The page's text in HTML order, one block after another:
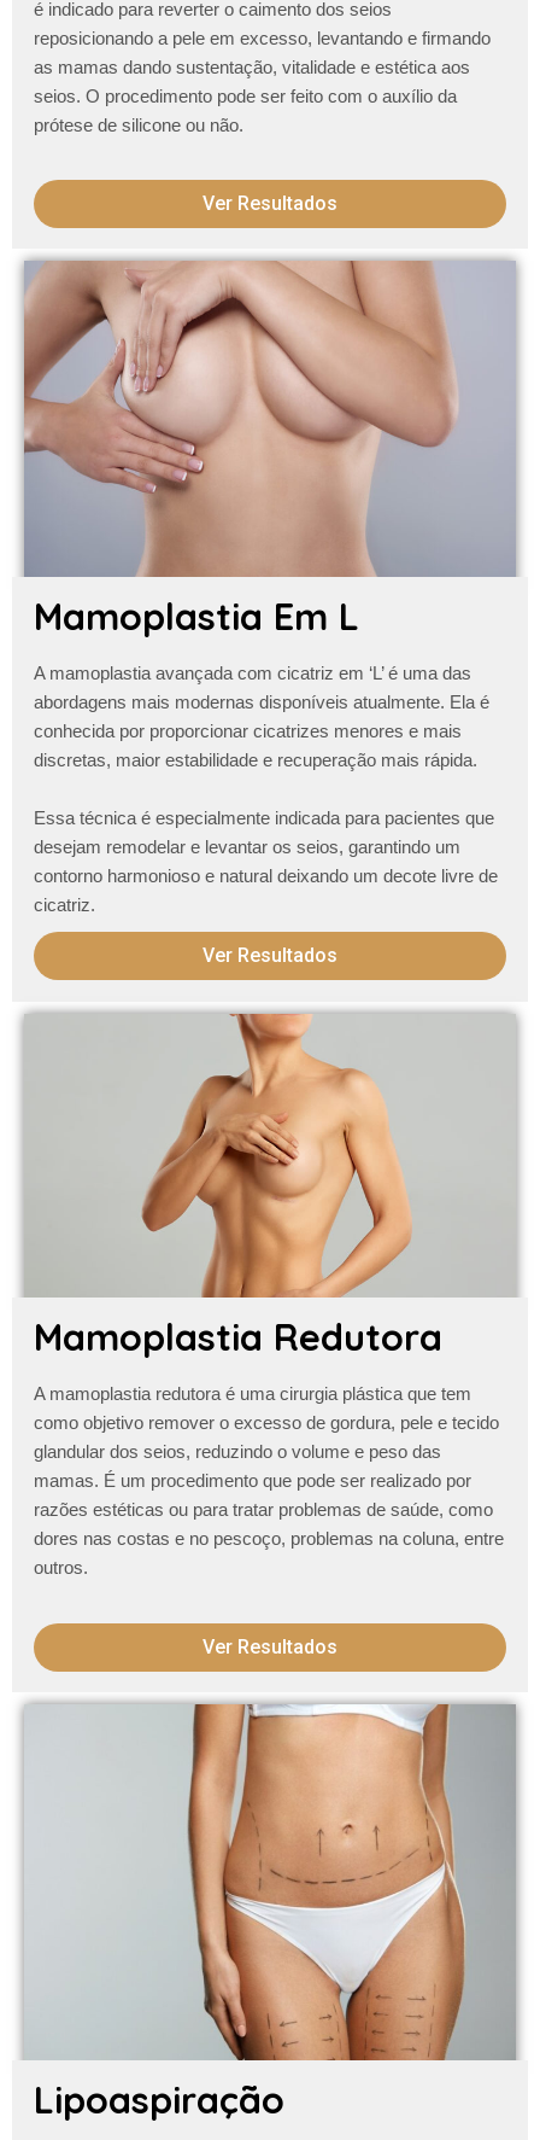
é indicado para reverter o caimento dos seios
reposicionando a pele em excesso, levantando e firmando
as mamas dando sustentação, vitalidade e estética aos
seios. O procedimento pode ser feito com o auxílio da
prótese de silicone ou não.
Ver Resultados
Mamoplastia Em L
A mamoplastia avançada com cicatriz em ‘L’é uma das
abordagens mais modernas disponíveis atualmente. Ela é
conhecida por proporcionar cicatrizes menores e mais
discretas, maior estabilidade e recuperação mais rápida.
Essa técnica é especialmente indicada para pacientes que
desejam remodelar e levantar os seios, garantindo um
contorno harmonioso e naturaldeixando um decote livre de
cicatriz.
Ver Resultados
Mamoplastia Redutora
A mamoplastia redutoraé uma cirurgia plástica que tem
como objetivo remover o excesso de gordura, pele e tecido
glandular dos seios, reduzindo o volume e peso das
mamas. É um procedimento que pode ser realizado por
razões estéticas ou para tratar problemas de saúde, como
dores nas costas e no pescoço, problemas na coluna, entre
outros.
Ver Resultados
Lipoaspiração